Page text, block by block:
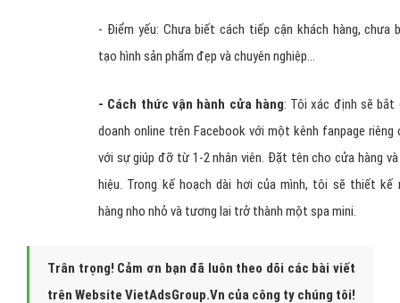
- Điểm yếu: Chưa biết cách tiếp cận khách hàng, chưa
tạo hình sản phẩm đẹp và chuyên nghiệp…
- Cách thức vận hành cửa hàng: Tôi xác định sẽ bắt
doanh online trên Facebook với một kênh fanpage riêng
với sự giúp đỡ từ 1-2 nhân viên. Đặt tên cho cửa hàng và
hiệu. Trong kế hoạch dài hơi của mình, tôi sẽ thiết kế
hàng nho nhỏ và tương lai trở thành một spa mini.
Trân trọng! Cảm ơn bạn đã luôn theo dõi các bài viết
trên Website VietAdsGroup.Vn của công ty chúng tôi!